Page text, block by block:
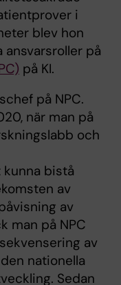
i
blev hon
på
på KI.
på NPC.
när man på
och
bistå
av
av
man på NPC
av
nationella
Sedan